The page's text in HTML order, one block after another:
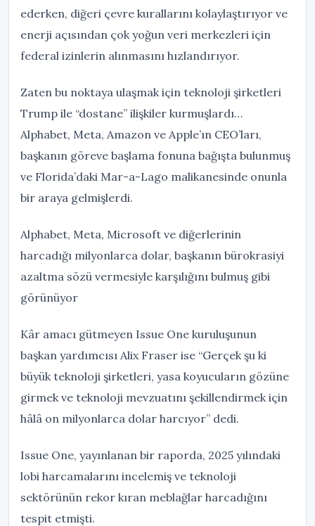
ederken, diğeri çevre kurallarını kolaylaştırıyor ve
enerji açısından çok yoğun veri merkezleri için
federal izinlerin alınmasını hızlandırıyor.
Zaten bu noktaya ulaşmak için teknoloji şirketleri
Trump ile “dostane” ilişkiler kurmuşlardı…
Alphabet, Meta, Amazon ve Apple’ın CEO’ları,
başkanın göreve başlama fonuna bağışta bulunmuş
ve Florida’daki Mar-a-Lago malikanesinde onunla
bir araya gelmişlerdi.
Alphabet, Meta, Microsoft ve diğerlerinin
harcadığı milyonlarca dolar, başkanın bürokrasiyi
azaltma sözü vermesiyle karşılığını bulmuş gibi
görünüyor
Kâr amacı gütmeyen Issue One kuruluşunun
başkan yardımcısı Alix Fraser ise “Gerçek şu ki
büyük teknoloji şirketleri, yasa koyucuların gözüne
girmek ve teknoloji mevzuatını şekillendirmek için
hâlâ on milyonlarca dolar harcıyor” dedi.
Issue One, yayınlanan bir raporda, 2025 yılındaki
lobi harcamalarını incelemiş ve teknoloji
sektörünün rekor kıran meblağlar harcadığını
tespit etmişti.